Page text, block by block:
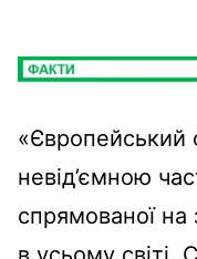
«Європейський
невід’ємною
спрямованої на